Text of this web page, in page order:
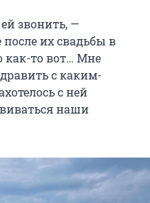
звонить, —
их свадьбы в
как-то вот… Мне
с каким-
с ней
наши